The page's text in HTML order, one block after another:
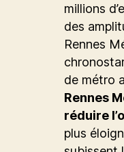
millions
des
Rennes
de métro
Rennes
réduire
plus